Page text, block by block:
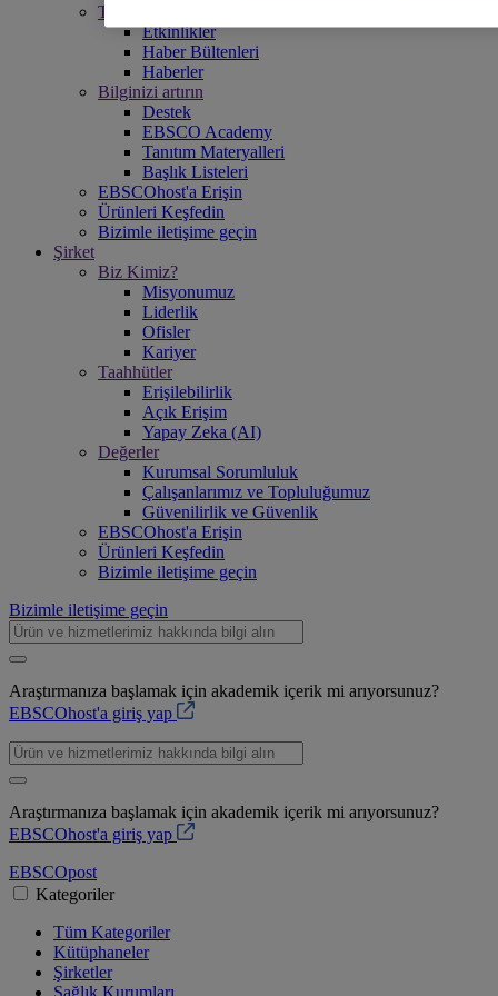
Takipte Kalın
Etkinlikler
Haber Bültenleri
Haberler
Bilginizi artırın
Destek
EBSCO Academy
Tanıtım Materyalleri
Başlık Listeleri
EBSCOhost'a Erişin
Ürünleri Keşfedin
Bizimle iletişime geçin
Şirket
Biz Kimiz?
Misyonumuz
Liderlik
Ofisler
Kariyer
Taahhütler
Erişilebilirlik
Açık Erişim
Yapay Zeka (AI)
Değerler
Kurumsal Sorumluluk
Çalışanlarımız ve Topluluğumuz
Güvenilirlik ve Güvenlik
EBSCOhost'a Erişin
Ürünleri Keşfedin
Bizimle iletişime geçin
Bizimle iletişime geçin
Araştırmanıza başlamak için akademik içerik mi arıyorsunuz?
EBSCOhost'a giriş yap
Araştırmanıza başlamak için akademik içerik mi arıyorsunuz?
EBSCOhost'a giriş yap
EBSCOpost
Kategoriler
Tüm Kategoriler
Kütüphaneler
Şirketler
Sağlık Kurumları